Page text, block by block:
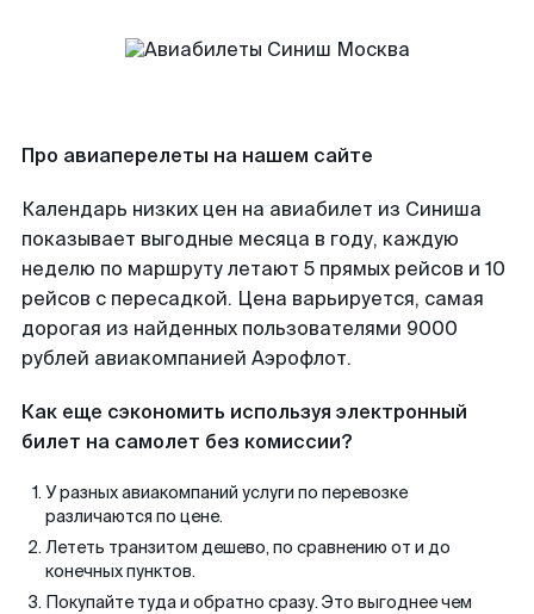
Про авиаперелеты на нашем сайте
Календарь низких цен на авиабилет из Синиша
показывает выгодные месяца в году, каждую
неделю по маршруту летают 5 прямых рейсов и 10
рейсов с пересадкой. Цена варьируется, самая
дорогая из найденных пользователями 9000
рублей авиакомпанией Аэрофлот.
Как еще сэкономить используя электронный
билет на самолет без комиссии?
У разных авиакомпаний услуги по перевозке
различаются по цене.
Лететь транзитом дешево, по сравнению от и до
конечных пунктов.
Покупайте туда и обратно сразу. Это выгоднее чем